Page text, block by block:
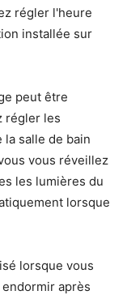
régler l'heure
installée sur
peut être
régler les
salle de bain
vous réveillez
les lumières du
lorsque
lorsque vous
après